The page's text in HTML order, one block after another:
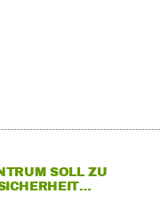
SOLL ZU